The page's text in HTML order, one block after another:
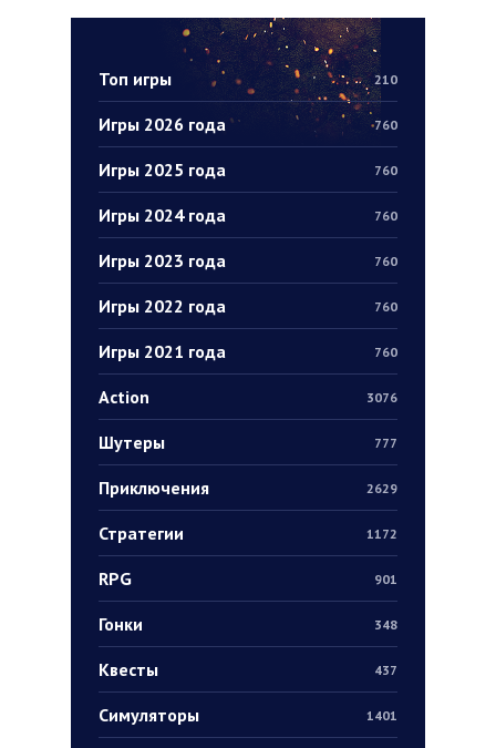
Топ игры 210
Игры 2026 года 760
Игры 2025 года 760
Игры 2024 года 760
Игры 2023 года 760
Игры 2022 года 760
Игры 2021 года 760
Action 3076
Шутеры 777
Приключения 2629
Стратегии 1172
RPG 901
Гонки 348
Квесты 437
Симуляторы 1401